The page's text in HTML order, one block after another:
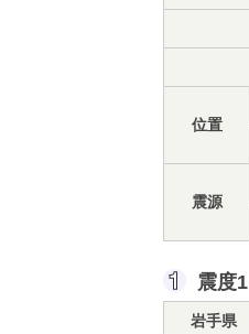
位置
震源
震度1
岩手県